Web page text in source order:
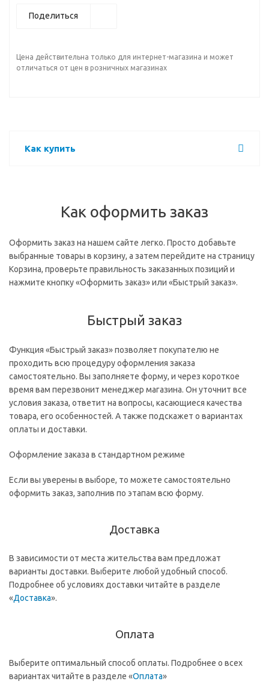
Поделиться
Цена действительна только для интернет-магазина и может
отличаться от цен в розничных магазинах
Как купить
Как оформить заказ
Оформить заказ на нашем сайте легко. Просто добавьте
выбранные товары в корзину, а затем перейдите на страницу
Корзина, проверьте правильность заказанных позиций и
нажмите кнопку «Оформить заказ» или «Быстрый заказ».
Быстрый заказ
Функция «Быстрый заказ» позволяет покупателю не
проходить всю процедуру оформления заказа
самостоятельно. Вы заполняете форму, и через короткое
время вам перезвонит менеджер магазина. Он уточнит все
условия заказа, ответит на вопросы, касающиеся качества
товара, его особенностей. А также подскажет о вариантах
оплаты и доставки.
Оформление заказа в стандартном режиме
Если вы уверены в выборе, то можете самостоятельно
оформить заказ, заполнив по этапам всю форму.
Доставка
В зависимости от места жительства вам предложат
варианты доставки. Выберите любой удобный способ.
Подробнее об условиях доставки читайте в разделе
«Доставка».
Оплата
Выберите оптимальный способ оплаты. Подробнее о всех
вариантах читайте в разделе «Оплата»